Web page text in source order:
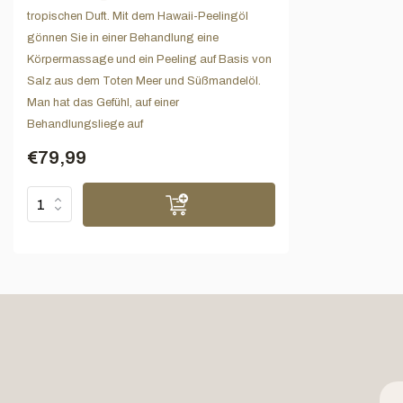
tropischen Duft. Mit dem Hawaii-Peelingöl
gönnen Sie in einer Behandlung eine
Körpermassage und ein Peeling auf Basis von
Salz aus dem Toten Meer und Süßmandelöl.
Man hat das Gefühl, auf einer
Behandlungsliege auf
€79,99